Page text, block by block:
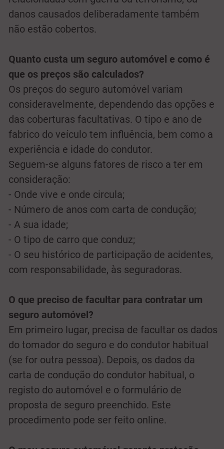
danos causados deliberadamente também
não estão cobertos.
Quanto custa um seguro automóvel e como é
que os preços são calculados?
Os preços do seguro automóvel variam
consideravelmente, dependendo das opções e
das coberturas facultativas. O tipo e ano de
fabrico do veículo tem influência, bem como a
experiência e idade do condutor.
Seguem-se alguns fatores de risco a ter em
consideração:
- Onde vive e onde circula;
- Número de anos com carta de condução;
- A sua idade;
- O tipo de carro que conduz;
- O seu histórico de participação de acidentes,
com responsabilidade, às seguradoras.
O que preciso de facultar para contratar um
seguro automóvel?
Em primeiro lugar, precisa de facultar os dados
do tomador do seguro e do condutor habitual
(se for outra pessoa). Depois, os dados da
carta de condução do condutor habitual, o
registo do automóvel e o formulário de
proposta de seguro preenchido. Este
procedimento pode ser feito online.